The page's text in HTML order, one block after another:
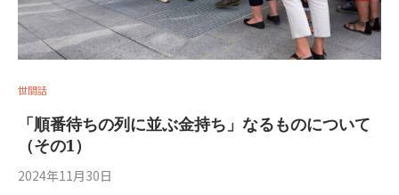
世間話
「順番待ちの列に並ぶ金持ち」なるものについて
（その1）
2024年11月30日